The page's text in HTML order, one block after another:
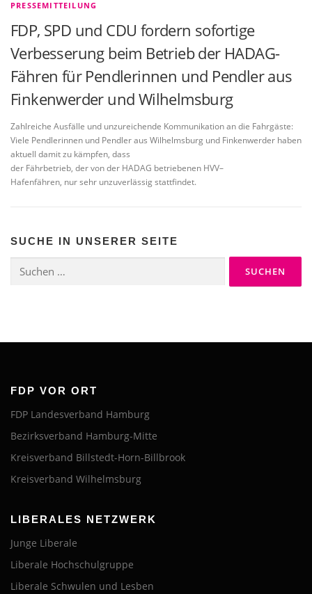
PRESSEMITTEILUNG
FDP, SPD und CDU fordern sofortige
Verbesserung beim Betrieb der HADAG-
Fähren für Pendlerinnen und Pendler aus
Finkenwerder und Wilhelmsburg
Zahlreiche Ausfälle und unzureichende Kommunikation an die Fahrgäste:
Viele Pendlerinnen und Pendler aus Wilhelmsburg und Finkenwerder haben
aktuell damit zu kämpfen, dass
der Fährbetrieb, der von der HADAG betriebenen HVV–
Hafenfähren, nur sehr unzuverlässig stattfindet.
SUCHE IN UNSERER SEITE
nach:
FDP VOR ORT
FDP Landesverband Hamburg
Bezirksverband Hamburg-Mitte
Kreisverband Billstedt-Horn-Billbrook
Kreisverband Wilhelmsburg
LIBERALES NETZWERK
Junge Liberale
Liberale Hochschulgruppe
Liberale Schwulen und Lesben